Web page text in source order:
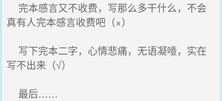
完本感言又不收费，写那么多干什么，不会
真有人完本感言收费吧（×）
写下完本二字，心情悲痛，无语凝噎，实在
写不出来（√）
最后……